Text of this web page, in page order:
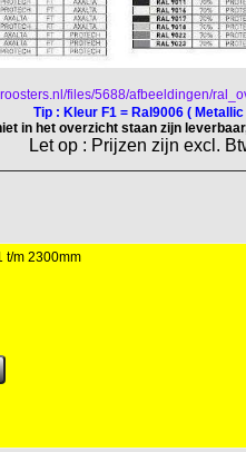
files/5688/afbeeldingen/
Tip : Kleur F1 = Ral9006 ( Metallic
in het overzicht staan zijn
Let op : Prijzen zijn excl.
t/m 2300mm